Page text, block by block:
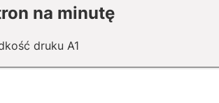
na minutę
druku A1